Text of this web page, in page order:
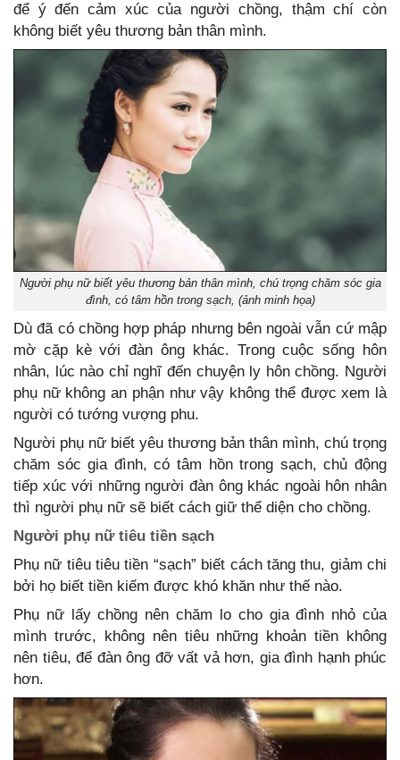
để ý đến cảm xúc của người chồng, thậm chí còn
không biết yêu thương bản thân mình.
Người phụ nữ biết yêu thương bản thân mình, chú trọng chăm sóc gia
đình, có tâm hồn trong sạch, (ảnh minh họa)
Dù đã có chồng hợp pháp nhưng bên ngoài vẫn cứ mập
mờ cặp kè với đàn ông khác. Trong cuộc sống hôn
nhân, lúc nào chỉ nghĩ đến chuyện ly hôn chồng. Người
phụ nữ không an phận như vậy không thể được xem là
người có tướng vượng phu.
Người phụ nữ biết yêu thương bản thân mình, chú trọng
chăm sóc gia đình, có tâm hồn trong sạch, chủ động
tiếp xúc với những người đàn ông khác ngoài hôn nhân
thì người phụ nữ sẽ biết cách giữ thể diện cho chồng.
Người phụ nữ tiêu tiền sạch
Phụ nữ tiêu tiêu tiền “sạch” biết cách tăng thu, giảm chi
bởi họ biết tiền kiếm được khó khăn như thế nào.
Phụ nữ lấy chồng nên chăm lo cho gia đình nhỏ của
mình trước, không nên tiêu những khoản tiền không
nên tiêu, để đàn ông đỡ vất vả hơn, gia đình hạnh phúc
hơn.